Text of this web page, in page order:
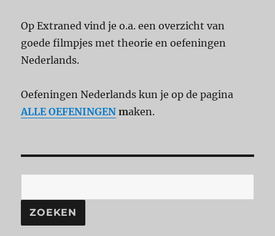
Op Extraned vind je o.a. een overzicht van
goede filmpjes met theorie en oefeningen
Nederlands.
Oefeningen Nederlands kun je op de pagina
ALLE OEFENINGEN maken.
ZOEKEN